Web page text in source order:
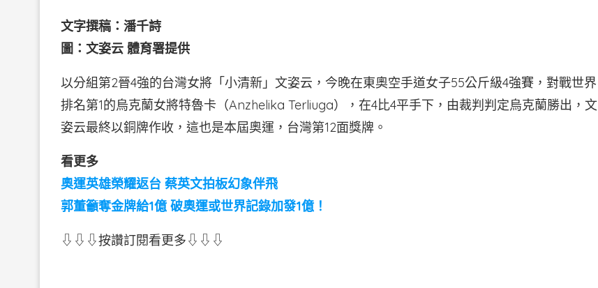
文字撰稿：潘千詩
圖：文姿云 體育署提供
以分組第2晉4強的台灣女將「小清新」文姿云，今晚在東奧空手道女子55公斤級4強賽，對戰世界
排名第1的烏克蘭女將特魯卡（Anzhelika Terliuga），在4比4平手下，由裁判判定烏克蘭勝出，文
姿云最終以銅牌作收，這也是本屆奧運，台灣第12面獎牌。
看更多
奧運英雄榮耀返台 蔡英文拍板幻象伴飛
郭董籲奪金牌給1億 破奧運或世界記錄加發1億！
⇩⇩⇩按讚訂閱看更多⇩⇩⇩